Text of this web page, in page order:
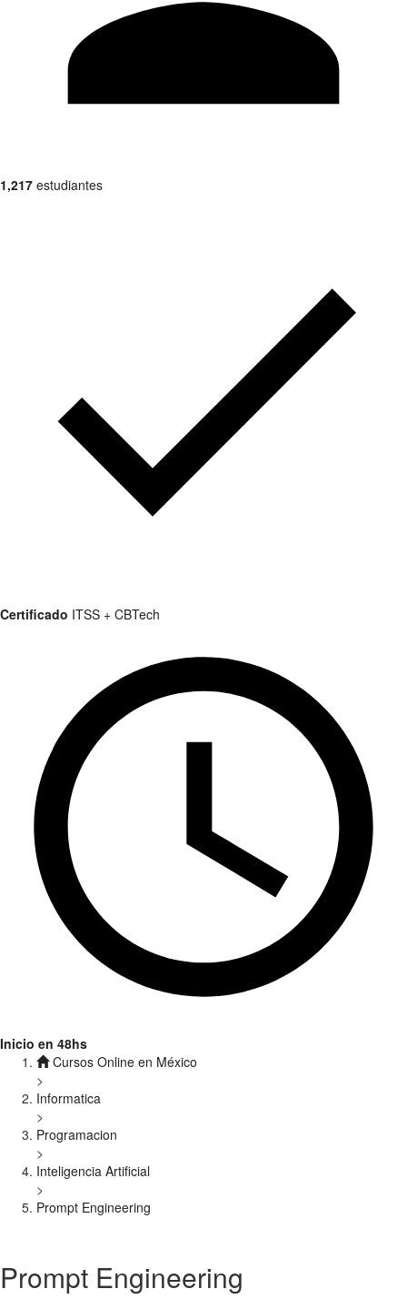
1,217 estudiantes
Certificado ITSS + CBTech
Inicio en 48hs
Cursos Online en México
>
Informatica
>
Programacion
>
Inteligencia Artificial
>
Prompt Engineering
Prompt Engineering